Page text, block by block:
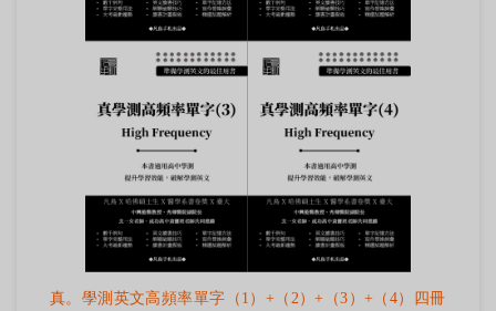
真。學測英文高頻率單字（1）+（2）+（3）+（4）四冊